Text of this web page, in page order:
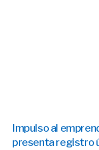
Impulso al
presenta registro